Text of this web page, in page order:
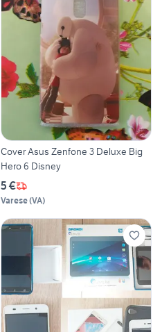
Cover Asus Zenfone 3 Deluxe Big
Hero 6 Disney
5 €
Varese(VA)